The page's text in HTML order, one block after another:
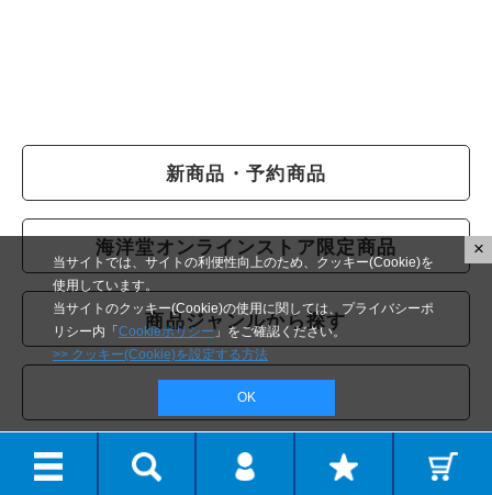
新商品・予約商品
海洋堂オンラインストア限定商品
商品ジャンルから探す
テーマから探す
クリエイターから探す
当サイトでは、サイトの利便性向上のため、クッキー(Cookie)を
使用しています。
当サイトのクッキー(Cookie)の使用に関しては、プライバシーポ
リシー内「 Cookieポリシー」をご確認ください。
>> クッキー(Cookie)を設定する方法
OK
×